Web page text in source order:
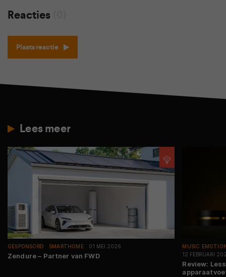
Reacties
Plaats reactie
Lees meer
GESPONSORD SMARTHOME 01 MEI 2026
Zendure – Partner van FWD
MUSIC
12 FEBRUARI
Review: